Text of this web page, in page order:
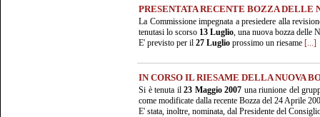
PRESENTATA RECENTE BOZZA DELLE
La Commissione impegnata a presiedere alla
tenutasi lo scorso 13 Luglio, una nuova bozza delle
E' previsto per il 27 Luglio prossimo un riesame [...]
IN CORSO IL RIESAME DELLA NUOVA
Si è tenuta il 23 Maggio 2007 una riunione del
come modificate dalla recente Bozza del 24 Aprile
E' stata, inoltre, nominata, dal Presidente del